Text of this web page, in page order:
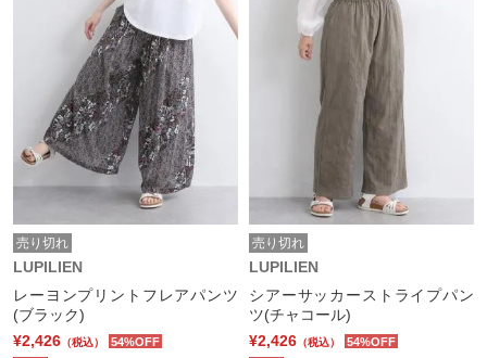
売り切れ
LUPILIEN
レーヨンプリントフレアパンツ
(ブラック)
¥2,426 （税込） 54%OFF
売り切れ
LUPILIEN
シアーサッカーストライプパン
ツ(チャコール)
¥2,426 （税込） 54%OFF